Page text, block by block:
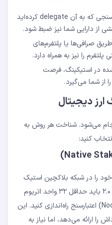
: اگر اعتبارسنجی که به آن delegate کرده‌اید
از دارایی شما نیز ضبط شود.
صرافی‌ها یا پلتفرم‌های
در استیکینگ، فرصت
از شما می‌گیرد.
دیجیتال
می‌شود. شناخت هر روش به
کنید:
خود را در شبکه بلاکچین استیک
می‌کند. برای مثال، در شبکه اتریوم ۲.۰ باید حداقل ۳۲ واحد اتریوم
(ETH) داشته باشید و یک نود (Node) اعتبارسنج راه‌اندازی کنید. این
را ارائه می‌دهد، اما نیاز به